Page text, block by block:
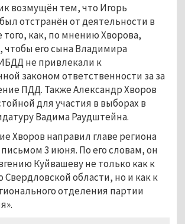
возмущён тем, что Игорь
отстранён от деятельности в
того, как, по мнению Хворова,
чтобы его сына Владимира
не привлекали к
законом ответственности за за
ПДД. Также Александр Хворов
для участия в выборах в
Вадима Раудштейна.
Хворов направил главе региона
3 июня. По его словам, он
Куйвашеву не только как к
области, но и как к
отделения партии